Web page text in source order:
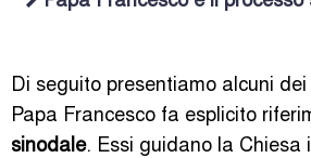
Di seguito presentiamo alcuni dei
Papa Francesco fa esplicito
sinodale. Essi guidano la Chiesa